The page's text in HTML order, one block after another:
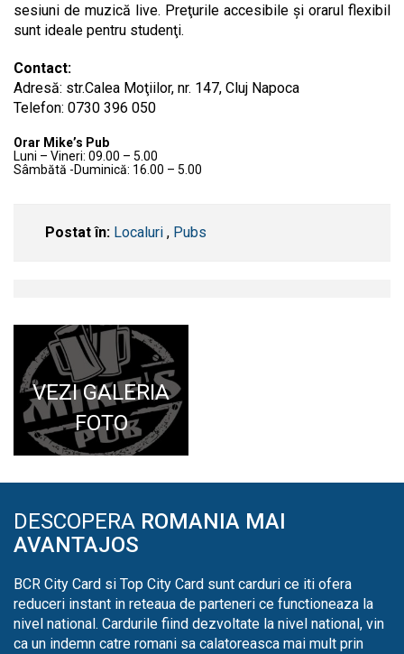
sesiuni de muzică live. Preţurile accesibile şi orarul flexibil
sunt ideale pentru studenţi.
Contact:
Adresă: str.Calea Moţiilor, nr. 147, Cluj Napoca
Telefon: 0730 396 050
Orar Mike’s Pub
Luni – Vineri: 09.00 – 5.00
Sâmbătă -Duminică: 16.00 – 5.00
Postat în: Localuri , Pubs
VEZI GALERIA
FOTO
DESCOPERA ROMANIA MAI
AVANTAJOS
BCR City Card si Top City Card sunt carduri ce iti ofera
reduceri instant in reteaua de parteneri ce functioneaza la
nivel national. Cardurile fiind dezvoltate la nivel national, vin
ca un indemn catre romani sa calatoreasca mai mult prin